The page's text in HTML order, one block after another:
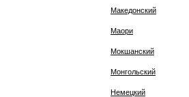
Македонский
Маори
Мокшанский
Монгольский
Немецкий